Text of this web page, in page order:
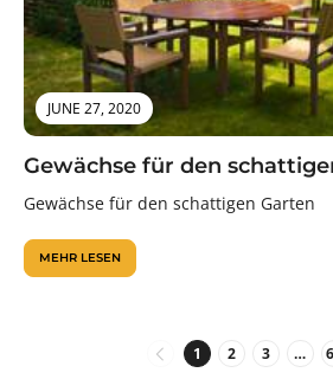
JUNE 27, 2020
Gewächse für den
Gewächse für den schattigen Garten
MEHR LESEN
1 2 3 …